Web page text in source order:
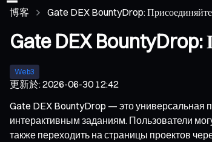
博客 Gate DEX BountyDrop:
Gate DEX BountyDrop:
Web3
更新於:2026-06-30 12:42
Gate DEX BountyDrop — это универсальная
интерактивным заданиям. Пользователи
также переходить на страницы проектов